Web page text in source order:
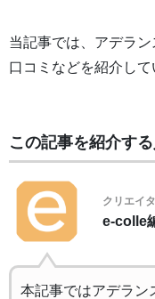
当記事では、アデラ
口コミなどを紹介して
この記事を紹介する
クリエイ
e-colle
本記事ではアデラン